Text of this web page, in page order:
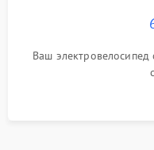
Ваш